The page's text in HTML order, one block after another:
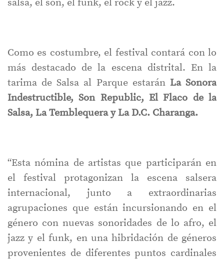
salsa, el son, el funk, el rock y el jazz.
Como es costumbre, el festival contará con lo
más destacado de la escena distrital. En la
tarima de Salsa al Parque estarán La Sonora
Indestructible, Son Republic, El Flaco de la
Salsa, La Temblequera y La D.C. Charanga.
“Esta nómina de artistas que participarán en
el festival protagonizan la escena salsera
internacional, junto a extraordinarias
agrupaciones que están incursionando en el
género con nuevas sonoridades de lo afro, el
jazz y el funk, en una hibridación de géneros
provenientes de diferentes puntos cardinales